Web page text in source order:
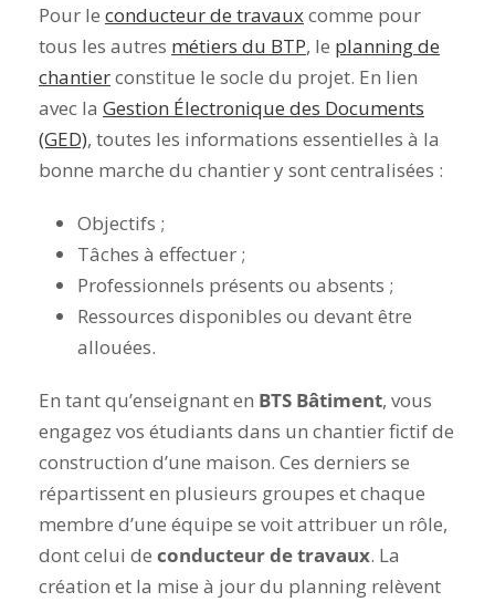
Pour le conducteur de travauxcomme pour
tous les autres métiers du BTP, le planning de
chantierconstitue le socle du projet. En lien
avec la Gestion Électronique des Documents
(GED), toutes les informations essentielles à la
bonne marche du chantier y sont centralisées :
Objectifs ;
Tâches à effectuer ;
Professionnels présents ou absents ;
Ressources disponibles ou devant être
allouées.
En tant qu’enseignant en BTS Bâtiment, vous
engagez vos étudiants dans un chantier fictif de
construction d’une maison. Ces derniers se
répartissent en plusieurs groupes et chaque
membre d’une équipe se voit attribuer un rôle,
dont celui de conducteur de travaux. La
création et la mise à jour du planning relèvent